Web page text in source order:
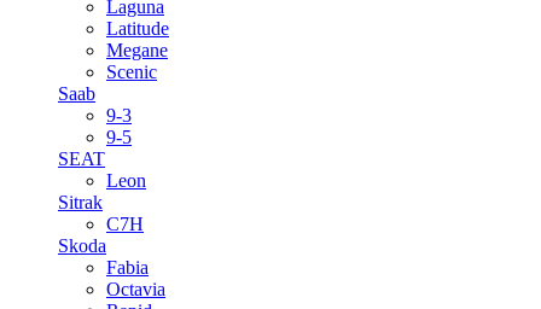
Laguna
Latitude
Megane
Scenic
Saab
9-3
9-5
SEAT
Leon
Sitrak
C7H
Skoda
Fabia
Octavia